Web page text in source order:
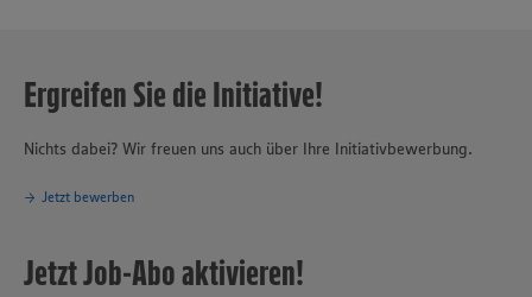
Ergreifen Sie die Initiative!
Nichts dabei? Wir freuen uns auch über Ihre Initiativbewerbung.
Jetzt bewerben
Jetzt Job-Abo aktivieren!